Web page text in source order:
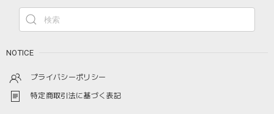
NOTICE
プライバシーポリシー
特定商取引法に基づく表記